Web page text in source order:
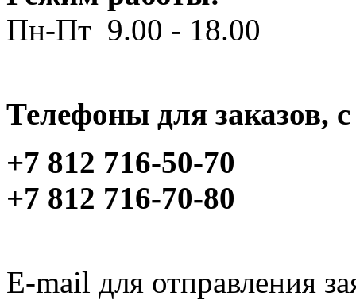
Пн-Пт 9.00 - 18.00
Телефоны для заказов,
+7 812 716-50-70
+7 812 716-70-80
E-mail для отправления